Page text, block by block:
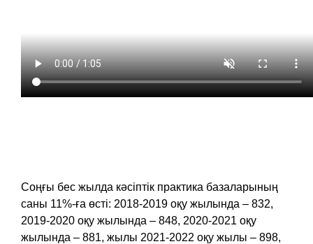
Соңғы бес жылда кәсіптік практика базаларының
саны 11%-ға өсті: 2018-2019 оқу жылында – 832,
2019-2020 оқу жылында – 848, 2020-2021 оқу
жылында – 881, жылы 2021-2022 оқу жылы – 898,